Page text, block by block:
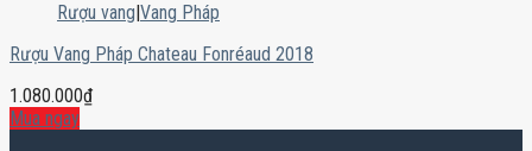
Rượu vang|Vang Pháp
Rượu Vang Pháp Chateau Fonréaud 2018
1.080.000₫
Mua ngay